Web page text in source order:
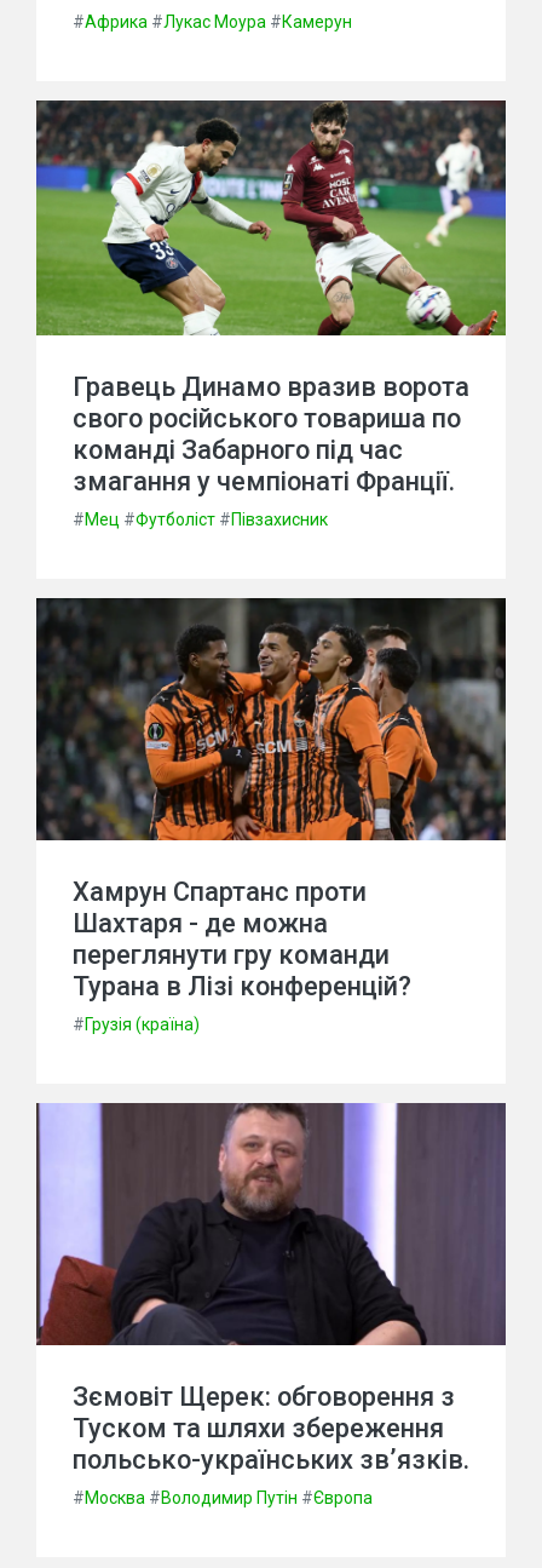
#Африка #Лукас Моура #Камерун
Гравець Динамо вразив ворота
свого російського товариша по
команді Забарного під час
змагання у чемпіонаті Франції.
#Мец #Футболіст #Півзахисник
Хамрун Спартанс проти
Шахтаря - де можна
переглянути гру команди
Турана в Лізі конференцій?
#Грузія (країна)
Зємовіт Щерек: обговорення з
Туском та шляхи збереження
польсько-українських зв’язків.
#Москва #Володимир Путін #Європа